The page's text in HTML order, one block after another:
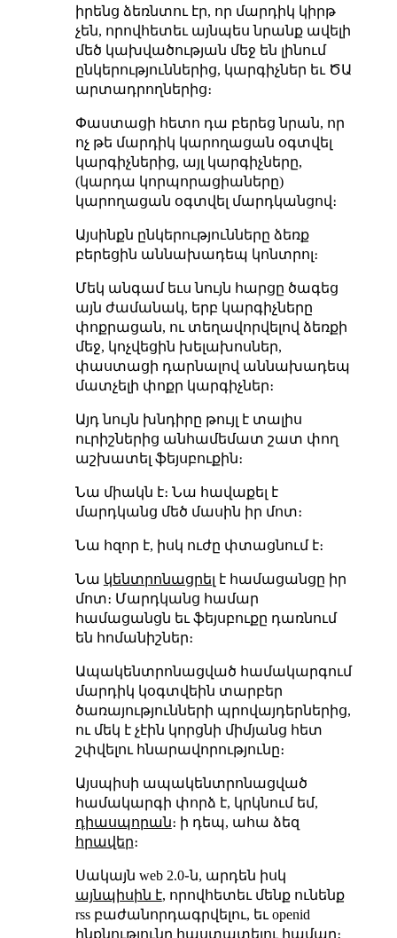
իրենց ձեռնտու էր, որ մարդիկ կիրթ
չեն, որովհետեւ այնպես նրանք ավելի
մեծ կախվածության մեջ են լինում
ընկերություններից, կարգիչներ եւ ԾԱ
արտադրողներից։
Փաստացի հետո դա բերեց նրան, որ
ոչ թե մարդիկ կարողացան օգտվել
կարգիչներից, այլ կարգիչները,
(կարդա կորպորացիաները)
կարողացան օգտվել մարդկանցով։
Այսինքն ընկերությունները ձեռք
բերեցին աննախադեպ կոնտրոլ։
Մեկ անգամ եւս նույն հարցը ծագեց
այն ժամանակ, երբ կարգիչները
փոքրացան, ու տեղավորվելով ձեռքի
մեջ, կոչվեցին խելախոսներ,
փաստացի դարնալով աննախադեպ
մատչելի փոքր կարգիչներ։
Այդ նույն խնդիրը թույլ է տալիս
ուրիշներից անհամեմատ շատ փող
աշխատել ֆեյսբուքին։
Նա միակն է։ Նա հավաքել է
մարդկանց մեծ մասին իր մոտ։
Նա հզոր է, իսկ ուժը փտացնում է։
Նա կենտրոնացրել է համացանցը իր
մոտ։ Մարդկանց համար
համացանցն եւ ֆեյսբուքը դառնում
են հոմանիշներ։
Ապակենտրոնացված համակարգում
մարդիկ կօգտվեին տարբեր
ծառայությունների պրովայդերներից,
ու մեկ է չէին կորցնի միմյանց հետ
շփվելու հնարավորությունը։
Այսպիսի ապակենտրոնացված
համակարգի փորձ է, կրկնում եմ,
դիասպորան։ ի դեպ, ահա ձեզ
հրավեր։
Սակայն web 2.0֊ն, արդեն իսկ
այնպիսին է, որովհետեւ մենք ունենք
rss բաժանորդագրվելու, եւ openid
ինքնությունը հաստատելու համար։